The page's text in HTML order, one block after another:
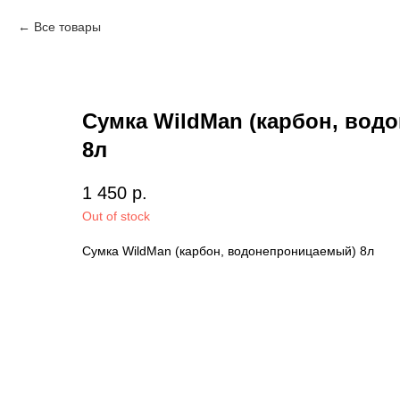
Все товары
Сумка WildMan (карбон,
8л
1 450 р.
Out of stock
Сумка WildMan (карбон, водонепроницаемый) 8л